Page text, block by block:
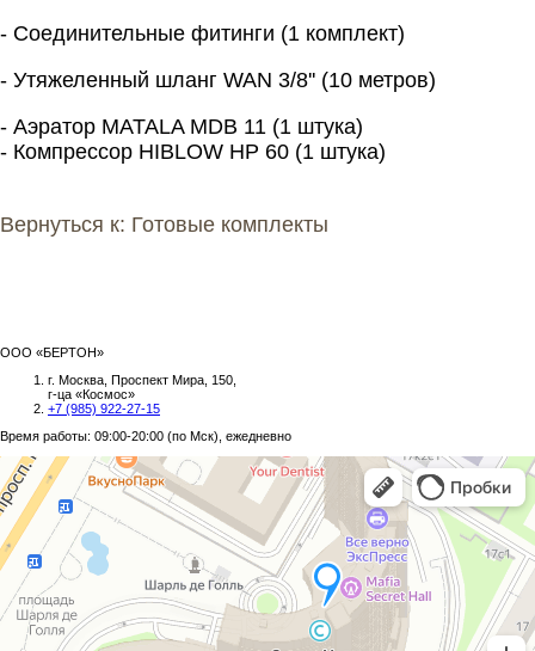
- Соединительные фитинги (1 комплект)
- Утяжеленный шланг WAN 3/8'' (10 метров)
- Аэратор MATALA MDB 11 (1 штука)
- Компрессор HIBLOW HP 60 (1 штука)
Вернуться к: Готовые комплекты
ООО «БЕРТОН»
г. Москва, Проспект Мира, 150,
г-ца «Космос»
+7 (985) 922-27-15
Время работы: 09:00-20:00 (по Мск), ежедневно